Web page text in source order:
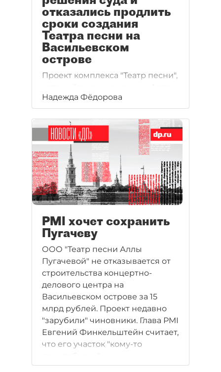
отказались продлить
сроки создания
Театра песни на
Васильевском
острове
Проект комплекса "Театр песни",
Пугачева, снова оказался под
вопросом. Комитет по
инвестициям отказался
продлевать сроки реализации
проекта.
Надежда Фёдорова
PMI хочет сохранить
Пугачеву
ООО "Театр песни Аллы
Пугачевой" не отказывается от
строительства концертно-
делового центра на
Васильевском острове за 15
млрд рублей. Проект недавно
"зарубили" чиновники. Глава PMI
Евгений Финкельштейн считает,
что его участок "кому-то